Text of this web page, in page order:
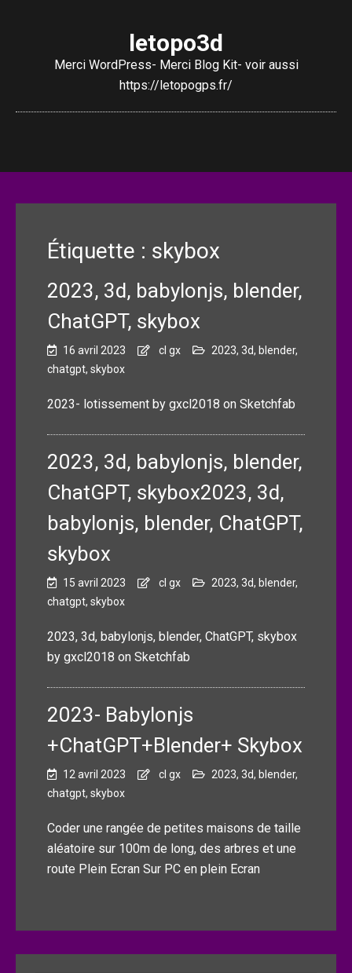
letopo3d
Merci WordPress- Merci Blog Kit- voir aussi
https://letopogps.fr/
Étiquette : skybox
2023, 3d, babylonjs, blender,
ChatGPT, skybox
16 avril 2023 cl gx 2023, 3d, blender,
chatgpt, skybox
2023- lotissement by gxcl2018 on Sketchfab
2023, 3d, babylonjs, blender,
ChatGPT, skybox2023, 3d,
babylonjs, blender, ChatGPT,
skybox
15 avril 2023 cl gx 2023, 3d, blender,
chatgpt, skybox
2023, 3d, babylonjs, blender, ChatGPT, skybox
by gxcl2018 on Sketchfab
2023- Babylonjs
+ChatGPT+Blender+ Skybox
12 avril 2023 cl gx 2023, 3d, blender,
chatgpt, skybox
Coder une rangée de petites maisons de taille
aléatoire sur 100m de long, des arbres et une
route Plein Ecran Sur PC en plein Ecran